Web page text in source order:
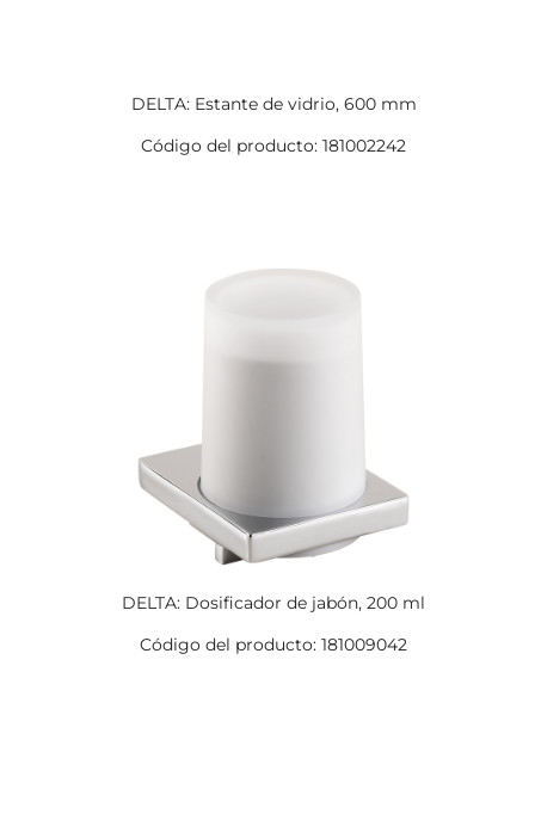
DELTA: Estante de vidrio, 600 mm
Código del producto: 181002242
DELTA: Dosificador de jabón, 200 ml
Código del producto: 181009042